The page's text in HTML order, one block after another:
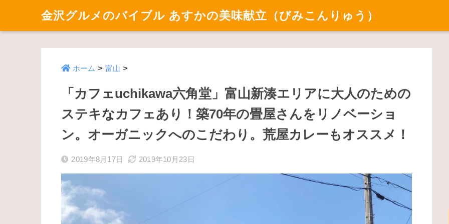
金沢グルメのバイブル あすかの美味献立（びみこんりゅう）
ホーム > 富山 >
「カフェuchikawa六角堂」富山新湊エリアに大人のための
ステキなカフェあり！築70年の畳屋さんをリノベーショ
ン。オーガニックへのこだわり。荒屋カレーもオススメ！
2019年8月17日 2019年10月23日